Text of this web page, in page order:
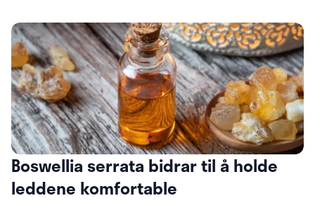
Boswellia serrata bidrar til å holde
leddene komfortable